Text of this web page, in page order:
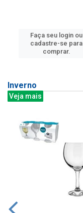
Faça seu login ou
cadastre-se para
comprar.
Inverno
Veja mais